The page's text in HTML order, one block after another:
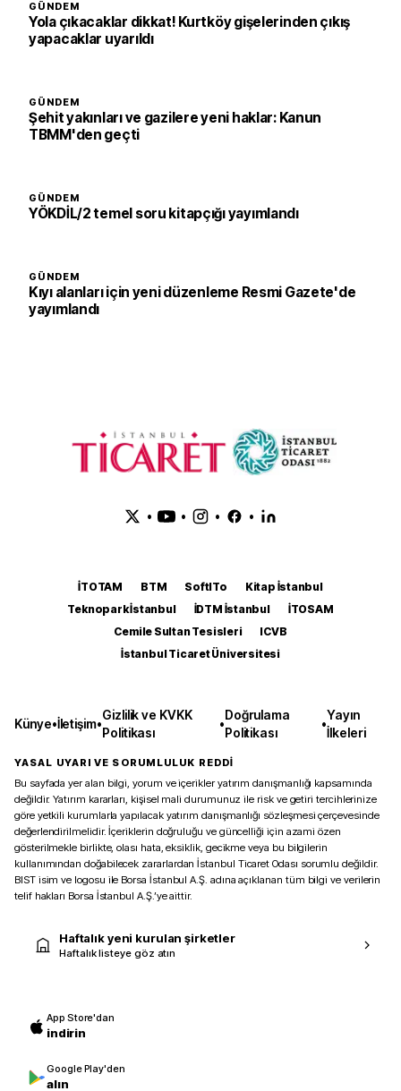
GÜNDEM
Yola çıkacaklar dikkat! Kurtköy gişelerinden çıkış
yapacaklar uyarıldı
GÜNDEM
Şehit yakınları ve gazilere yeni haklar: Kanun
TBMM'den geçti
GÜNDEM
YÖKDİL/2 temel soru kitapçığı yayımlandı
GÜNDEM
Kıyı alanları için yeni düzenleme Resmi Gazete'de
yayımlandı
• • • •
İTOTAM BTM SoftITo
Kitap İstanbul
Teknopark İstanbul
İDTM İstanbul
İTOSAM
Cemile Sultan Tesisleri
ICVB
İstanbul Ticaret Üniversitesi
Künye•İletişim•
Gizlilik ve KVKK
Politikası
•
Doğrulama
Politikası
•
Yayın
İlkeleri
YASAL UYARI VE SORUMLULUK REDDİ
Bu sayfada yer alan bilgi, yorum ve içerikler yatırım danışmanlığı kapsamında
değildir. Yatırım kararları, kişisel mali durumunuz ile risk ve getiri tercihlerinize
göre yetkili kurumlarla yapılacak yatırım danışmanlığı sözleşmesi çerçevesinde
değerlendirilmelidir. İçeriklerin doğruluğu ve güncelliği için azami özen
gösterilmekle birlikte, olası hata, eksiklik, gecikme veya bu bilgilerin
kullanımından doğabilecek zararlardan İstanbul Ticaret Odası sorumlu değildir.
BIST isim ve logosu ile Borsa İstanbul A.Ş. adına açıklanan tüm bilgi ve verilerin
telif hakları Borsa İstanbul A.Ş.’ye aittir.
Haftalık yeni kurulan şirketler
Haftalık listeye göz atın
App Store'dan
indirin
Google Play'den
alın